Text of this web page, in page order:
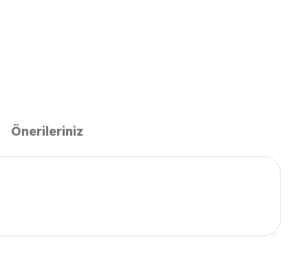
Önerileriniz